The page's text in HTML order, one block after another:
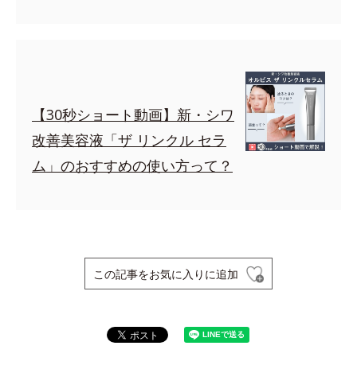
【30秒ショート動画】新・シワ
改善美容液「ザ リンクル セラ
ム」のおすすめの使い方って？
この記事をお気に入りに追加